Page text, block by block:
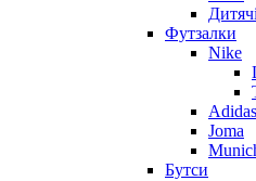
Дитячі
Футзалки
Nike
Adidas
Joma
Бутси